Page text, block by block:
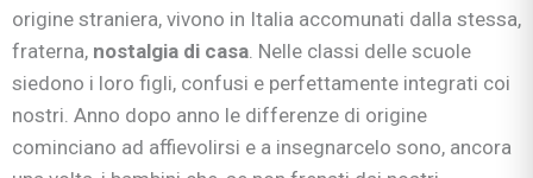
origine straniera, vivono in Italia accomunati dalla stessa,
fraterna, nostalgia di casa . Nelle classi delle scuole
siedono i loro figli, confusi e perfettamente integrati coi
nostri. Anno dopo anno le differenze di origine
cominciano ad affievolirsi e a insegnarcelo sono, ancora